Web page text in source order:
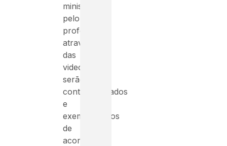
ministrados
pelo
professor
através
das
videoaulas
serão
contextualizados
e
exemplificados
de
acordo